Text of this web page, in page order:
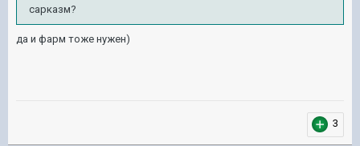
сарказм?
да и фарм тоже нужен)
3